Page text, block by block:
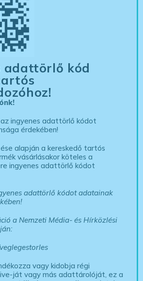
adattörlő kód
ingyenes adattörlő kódot
érdekében!
alapján a kereskedő tartós
vásárlásakor köteles a
ingyenes adattörlő kódot
adattörlő kódot adatainak
a Nemzeti Média- és Hírközlési
vagy kidobja régi
ját vagy más adattárolóját, ez a